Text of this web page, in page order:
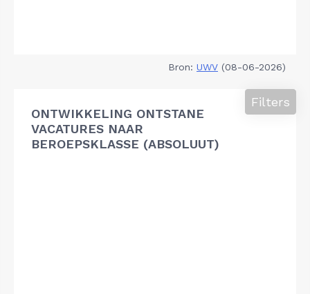
Bron: UWV (08-06-2026)
ONTWIKKELING ONTSTANE
VACATURES NAAR
BEROEPSKLASSE (ABSOLUUT)
Filters